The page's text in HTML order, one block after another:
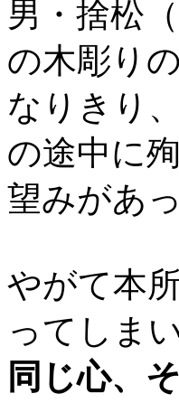
男・捨松
の木彫り
なりきり
の途中に
望みがあ
やがて本
ってしま
同じ心、